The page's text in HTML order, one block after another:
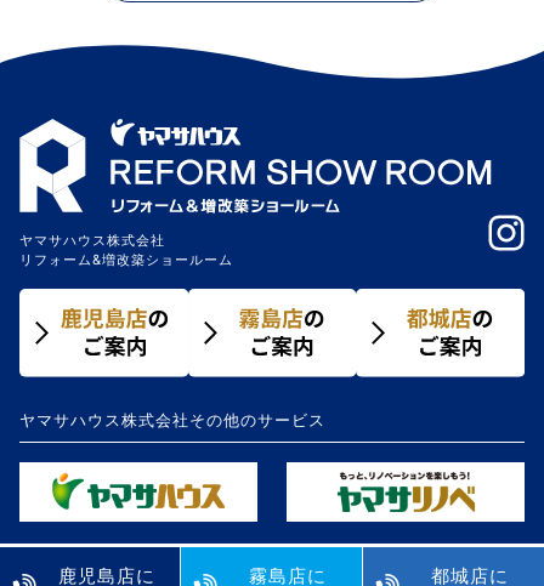
ー
ョ
ン
ヤマサハウス株式会社
リフォーム&増改築ショールーム
ヤマサハウス株式会社その他のサービス
鹿児島店に 霧島店に 都城店に